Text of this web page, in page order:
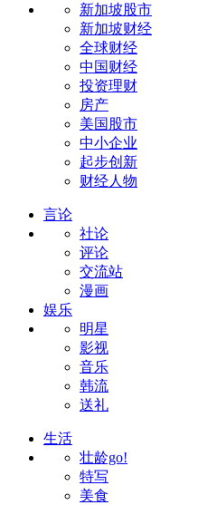
新加坡股市
新加坡财经
全球财经
中国财经
投资理财
房产
美国股市
中小企业
起步创新
财经人物
言论
社论
评论
交流站
漫画
娱乐
明星
影视
音乐
韩流
送礼
生活
壮龄go!
特写
美食